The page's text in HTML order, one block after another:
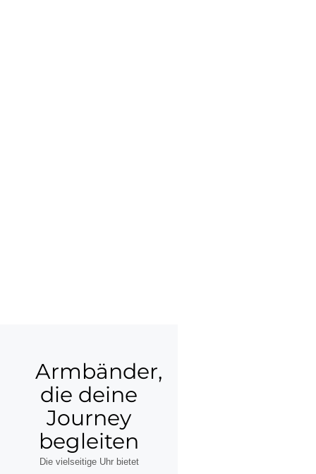
Armbänder,
die deine
Journey
begleiten
Die vielseitige Uhr bietet